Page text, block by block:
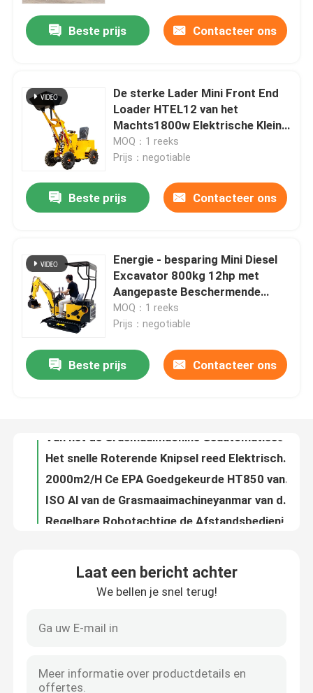
Thuis
Producten
Over ons
Kwaliteitscontrole
Contacteer ons
Vraag een offerte aan
kleine hydraulische graafmachine
Beste prijs Contacteer ons
De sterke Lader Mini Front End
Loader HTEL12 van het
Machts1800w Elektrische Kleine
Wiel
MOQ：1 reeks
Prijs：negotiable
Beste prijs Contacteer ons
Energie - besparing Mini Diesel
Excavator 800kg 12hp met
Aangepaste Beschermende
Dekking
MOQ：1 reeks
Prijs：negotiable
Beste prijs Contacteer ons
OEM ODM Mini Crawler Lawn Mower Small het Automatische Grasmaaimachine Snelle Wieden
Laat een bericht achter
We bellen je snel terug!